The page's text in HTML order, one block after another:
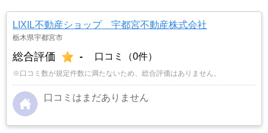
LIXIL不動産ショップ 宇都宮不動産株式会社
栃木県宇都宮市
総合評価 - 口コミ（0件）
※口コミ数が規定件数に満たないため、総合評価はありません。
口コミはまだありません